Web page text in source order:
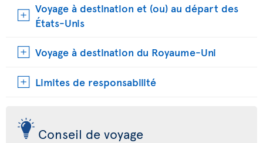
Voyage à destination et (ou) au départ des
États-Unis
Voyage à destination du Royaume-Uni
Limites de responsabilité
Conseil de voyage